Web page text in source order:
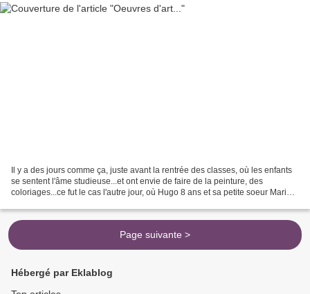
Il y a des jours comme ça, juste avant la rentrée des classes, où les enfants
se sentent l'âme studieuse...et ont envie de faire de la peinture, des
coloriages...ce fut le cas l'autre jour, où Hugo 8 ans et sa petite soeur Marie,
Page suivante >
Hébergé par Eklablog